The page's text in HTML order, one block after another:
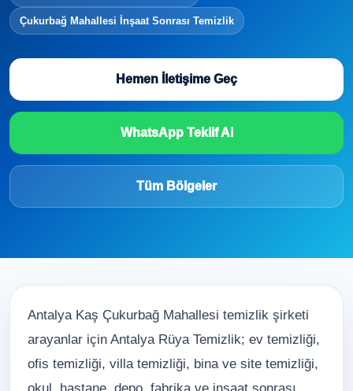
Çukurbağ Mahallesi İnşaat Sonrası Temizlik
Hemen İletişime Geç
WhatsApp Teklif Al
Tüm Bölgeler
Antalya Kaş Çukurbağ Mahallesi temizlik şirketi
arayanlar için Antalya Rüya Temizlik; ev temizliği,
ofis temizliği, villa temizliği, bina ve site temizliği,